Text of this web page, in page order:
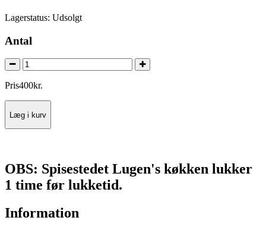
Lagerstatus: Udsolgt
Antal
Pris400kr.
Læg i kurv
OBS: Spisestedet Lugen's køkken lukker
1 time før lukketid.
Information